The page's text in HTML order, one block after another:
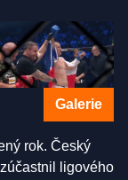
Galerie
rok. Český
ligového